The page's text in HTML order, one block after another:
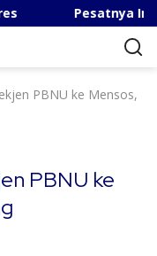
Pesatnya
PBNU ke Mensos,
PBNU ke